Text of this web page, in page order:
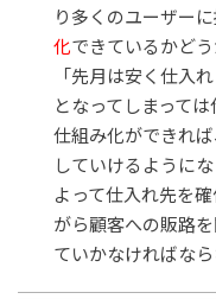
り多くのユーザー
化できているかど
「先月は安く仕入
となってしまって
仕組み化ができれ
していけるようにな
よって仕入れ先を
がら顧客への販路
ていかなければな